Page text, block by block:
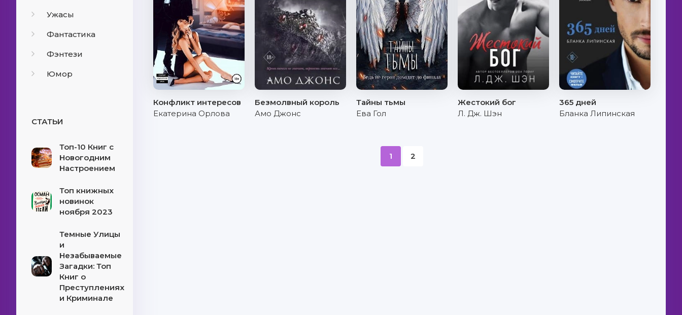
Ужасы
Фантастика
Фэнтези
Юмор
СТАТЬИ
Топ-10 Книг с
Новогодним
Настроением
Топ книжных
новинок
ноября 2023
Темные Улицы
и
Незабываемые
Загадки: Топ
Книг о
Преступлениях
и Криминале
Конфликт интересов
Екатерина Орлова
Безмолвный король
Амо Джонс
Тайны тьмы
Ева Гол
Жестокий бог
Л. Дж. Шэн
365 дней
Бланка Липинская
1 2